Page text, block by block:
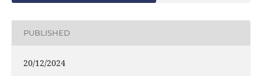
PUBLISHED
20/12/2024